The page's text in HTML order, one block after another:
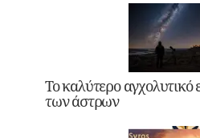
Το καλύτερο αγχολυτικό
των άστρων